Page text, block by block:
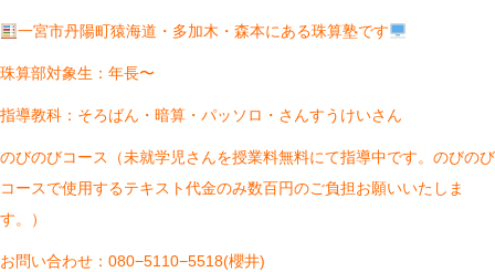
一宮市丹陽町猿海道・多加木・森本にある珠算塾です
珠算部対象生：年長〜
指導教科：そろばん・暗算・パッソロ・さんすうけいさん
のびのびコース（未就学児さんを授業料無料にて指導中です。のびのび
コースで使用するテキスト代金のみ数百円のご負担お願いいたしま
す。）
お問い合わせ：080−5110−5518(櫻井)